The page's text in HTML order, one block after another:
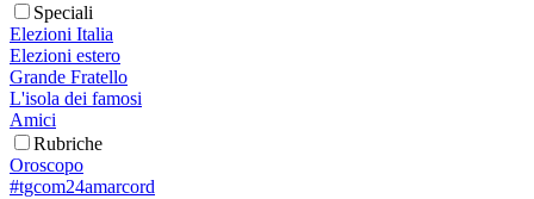
Speciali
Elezioni Italia
Elezioni estero
Grande Fratello
L'isola dei famosi
Amici
Rubriche
Oroscopo
#tgcom24amarcord